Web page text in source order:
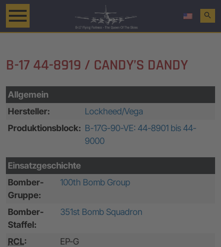
search
B-17 44-8919 / CANDY’S DANDY
Allgemein
Hersteller:
Lockheed/Vega
Produktionsblock: B-17G-90-VE: 44-8901 bis 44-
9000
Einsatzgeschichte
Bomber-
Gruppe:
100th Bomb Group
Bomber-
Staffel:
351st Bomb Squadron
RCL:
EP-G